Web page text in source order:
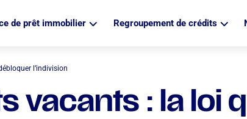
de prêt immobilier Regroupement de crédits
l’indivision
vacants : la loi